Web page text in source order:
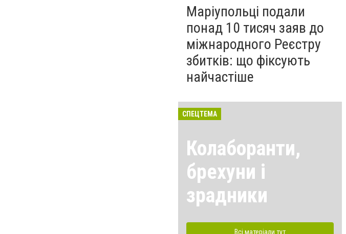
Маріупольці подали
понад 10 тисяч заяв до
міжнародного Реєстру
збитків: що фіксують
найчастіше
СПЕЦТЕМА
Колаборанти,
брехуни і
зрадники
Всі матеріали тут